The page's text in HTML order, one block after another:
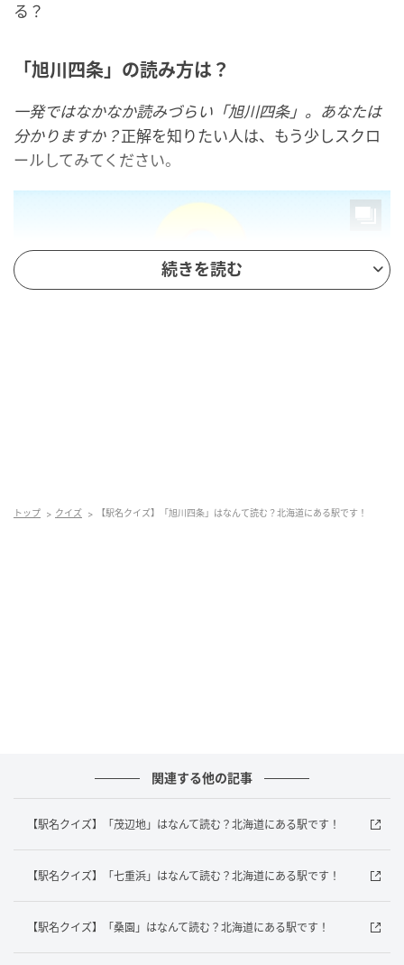
る？
「旭川四条」の読み方は？
一発ではなかなか読みづらい「旭川四条」。あなたは
分かりますか？正解を知りたい人は、もう少しスクロ
ールしてみてください。
元記事で読む
次の記事
のヘルシー食材！「곤약（コニャク）」の意
味は？
続きを読む
トップ クイズ 【駅名クイズ】「旭川四条」はなんて読む？北海道にある駅です！
関連する他の記事
【駅名クイズ】「茂辺地」はなんて読む？北海道にある駅です！
【駅名クイズ】「七重浜」はなんて読む？北海道にある駅です！
【駅名クイズ】「桑園」はなんて読む？北海道にある駅です！